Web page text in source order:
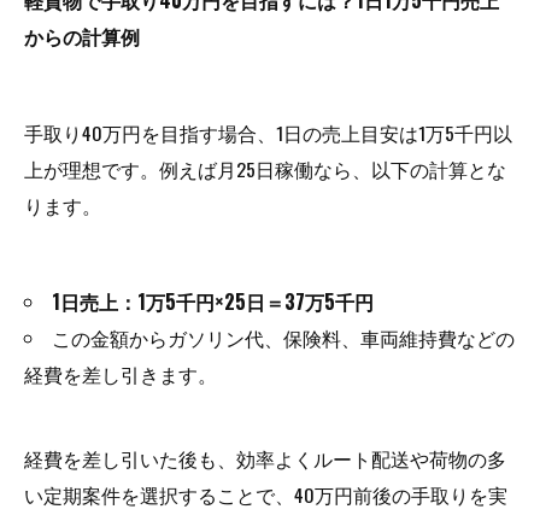
からの計算例
手取り40万円を目指す場合、1日の売上目安は1万5千円以
上が理想です。例えば月25日稼働なら、以下の計算とな
ります。
1日売上：1万5千円×25日＝37万5千円
この金額からガソリン代、保険料、車両維持費などの
経費を差し引きます。
経費を差し引いた後も、効率よくルート配送や荷物の多
い定期案件を選択することで、40万円前後の手取りを実